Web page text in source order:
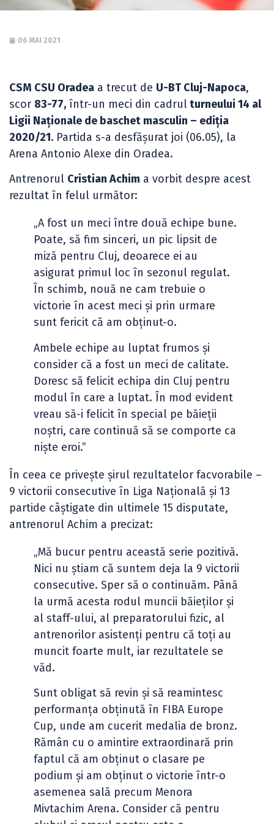
06 MAI 2021
CSM CSU Oradea a trecut de U-BT Cluj-Napoca,
scor 83-77, într-un meci din cadrulturneului 14 al
Ligii Naționale de baschet masculin – ediția
2020/21. Partida s-a desfășurat joi (06.05), la
Arena Antonio Alexe din Oradea.
Antrenorul Cristian Achim a vorbit despre acest
rezultat în felul următor:
„A fost un meci între două echipe bune.
Poate, să fim sinceri, un pic lipsit de
miză pentru Cluj, deoarece ei au
asigurat primul loc în sezonul regulat.
În schimb, nouă ne cam trebuie o
victorie în acest meci și prin urmare
sunt fericit că am obținut-o.
Ambele echipe au luptat frumos și
consider că a fost un meci de calitate.
Doresc să felicit echipa din Cluj pentru
modul în care a luptat. În mod evident
vreau să-i felicit în special pe băieții
noștri, care continuă să se comporte ca
niște eroi.”
În ceea ce privește șirul rezultatelor facvorabile –
9 victorii consecutive în Liga Națională și 13
partide câștigate din ultimele 15 disputate,
antrenorul Achim a precizat:
„Mă bucur pentru această serie pozitivă.
Nici nu știam că suntem deja la 9 victorii
consecutive. Sper să o continuăm. Până
la urmă acesta rodul muncii băieților și
al staff-ului, al preparatorului fizic, al
antrenorilor asistenți pentru că toți au
muncit foarte mult, iar rezultatele se
văd.
Sunt obligat să revin și să reamintesc
performanța obținută în FIBA Europe
Cup, unde am cucerit medalia de bronz.
Rămân cu o amintire extraordinară prin
faptul că am obținut o clasare pe
podium și am obținut o victorie într-o
asemenea sală precum Menora
Mivtachim Arena. Consider că pentru